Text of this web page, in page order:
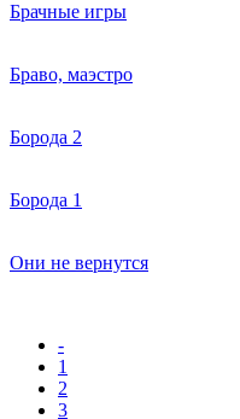
Брачные игры
Браво, маэстро
Борода 2
Борода 1
Они не вернутся
-
1
2
3